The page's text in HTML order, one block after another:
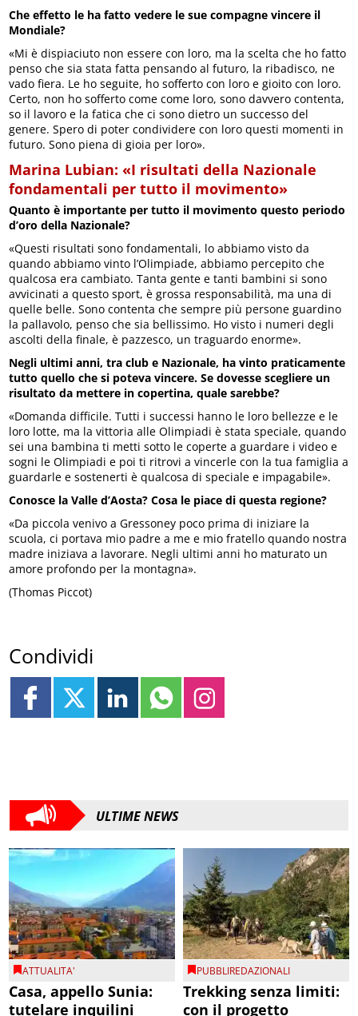
Che effetto le ha fatto vedere le sue compagne vincere il
Mondiale?
«Mi è dispiaciuto non essere con loro, ma la scelta che ho fatto
penso che sia stata fatta pensando al futuro, la ribadisco, ne
vado fiera. Le ho seguite, ho sofferto con loro e gioito con loro.
Certo, non ho sofferto come come loro, sono davvero contenta,
so il lavoro e la fatica che ci sono dietro un successo del
genere. Spero di poter condividere con loro questi momenti in
futuro. Sono piena di gioia per loro».
Marina Lubian: «I risultati della Nazionale
fondamentali per tutto il movimento»
Quanto è importante per tutto il movimento questo periodo
d’oro della Nazionale?
«Questi risultati sono fondamentali, lo abbiamo visto da
quando abbiamo vinto l’Olimpiade, abbiamo percepito che
qualcosa era cambiato. Tanta gente e tanti bambini si sono
avvicinati a questo sport, è grossa responsabilità, ma una di
quelle belle. Sono contenta che sempre più persone guardino
la pallavolo, penso che sia bellissimo. Ho visto i numeri degli
ascolti della finale, è pazzesco, un traguardo enorme».
Negli ultimi anni, tra club e Nazionale, ha vinto praticamente
tutto quello che si poteva vincere. Se dovesse scegliere un
risultato da mettere in copertina, quale sarebbe?
«Domanda difficile. Tutti i successi hanno le loro bellezze e le
loro lotte, ma la vittoria alle Olimpiadi è stata speciale, quando
sei una bambina ti metti sotto le coperte a guardare i video e
sogni le Olimpiadi e poi ti ritrovi a vincerle con la tua famiglia a
guardarle e sostenerti è qualcosa di speciale e impagabile».
Conosce la Valle d’Aosta? Cosa le piace di questa regione?
«Da piccola venivo a Gressoney poco prima di iniziare la
scuola, ci portava mio padre a me e mio fratello quando nostra
madre iniziava a lavorare. Negli ultimi anni ho maturato un
amore profondo per la montagna».
(Thomas Piccot)
Condividi
ULTIME NEWS
ATTUALITA'
Casa, appello Sunia:
tutelare inquilini
PUBBLIREDAZIONALI
Trekking senza limiti:
con il progetto